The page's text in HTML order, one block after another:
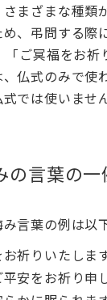
まざまな種類
、弔問する際
「ご冥福をお祈
仏式のみで使
では使いませ
の言葉の一
言葉の例は以
祈りいたしま
安をお祈り申